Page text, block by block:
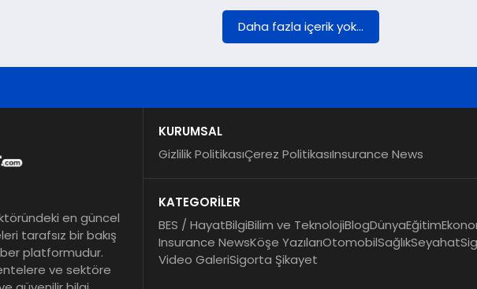
Daha fazla içerik yok...
en güncel
tarafsız bir bakış
platformudur.
ve sektöre
KURUMSAL
Gizlilik PolitikasıÇerez PolitikasıInsurance News
KATEGORİLER
BES / HayatBilgiBilim ve TeknolojiBlogDünyaEğitim
Insurance NewsKöşe YazılarıOtomobilSağlıkSeyahat
Video GaleriSigorta Şikayet